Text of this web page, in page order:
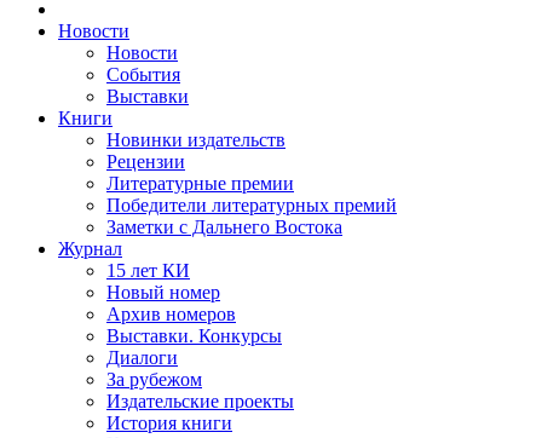
Новости
Новости
События
Выставки
Книги
Новинки издательств
Рецензии
Литературные премии
Победители литературных премий
Заметки с Дальнего Востока
Журнал
15 лет КИ
Новый номер
Архив номеров
Выставки. Конкурсы
Диалоги
За рубежом
Издательские проекты
История книги